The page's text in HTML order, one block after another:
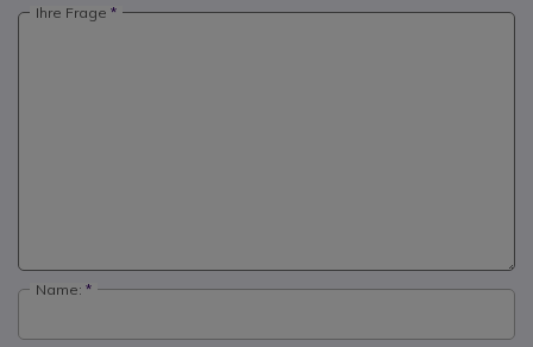
Ihre Frage
Name: